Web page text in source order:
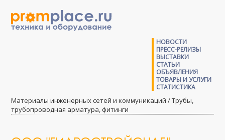
НОВОСТИ
ПРЕСС-РЕЛИЗЫ
ВЫСТАВКИ
СТАТЬИ
ОБЪЯВЛЕНИЯ
ТОВАРЫ И УСЛУГИ
СТАТИСТИКА
Материалы инженерных сетей и коммуникаций / Трубы,
трубопроводная арматура, фитинги